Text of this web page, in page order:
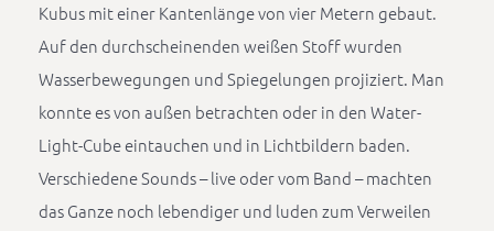
Kubus mit einer Kantenlänge von vier Metern gebaut.
Auf den durchscheinenden weißen Stoff wurden
Wasserbewegungen und Spiegelungen projiziert. Man
konnte es von außen betrachten oder in den Water-
Light-Cube eintauchen und in Lichtbildern baden.
Verschiedene Sounds – live oder vom Band – machten
das Ganze noch lebendiger und luden zum Verweilen